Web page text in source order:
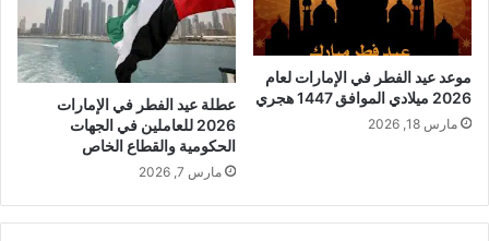
موعد عيد الفطر في الإمارات لعام
2026 ميلادي الموافق 1447 هجري
مارس 18, 2026
عطلة عيد الفطر في الإمارات
2026 للعاملين في الجهات
الحكومية والقطاع الخاص
مارس 7, 2026